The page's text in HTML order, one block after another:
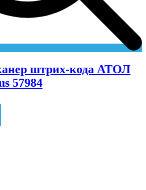
штрих-кода АТОЛ
57984